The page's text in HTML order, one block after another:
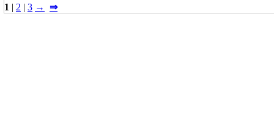
1 | 2 | 3 → ⇒